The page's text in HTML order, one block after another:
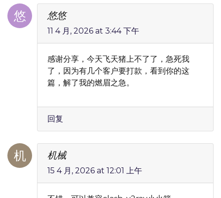
悠悠
11 4 月, 2026 at 3:44 下午
感谢分享，今天飞天猪上不了了，急死我
了，因为有几个客户要打款，看到你的这
篇，解了我的燃眉之急。
回复
机械
15 4 月, 2026 at 12:01 上午